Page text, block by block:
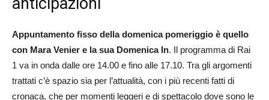
Appuntamento fisso della domenica pomeriggio è quello
con Mara Venier e la sua Domenica In. Il programma di Rai
1 va in onda dalle ore 14.00 e fino alle 17.10. Tra gli argomenti
trattati c’è spazio sia per l’attualità, con i più recenti fatti di
cronaca, che per momenti leggeri e di spettacolo dove sono le